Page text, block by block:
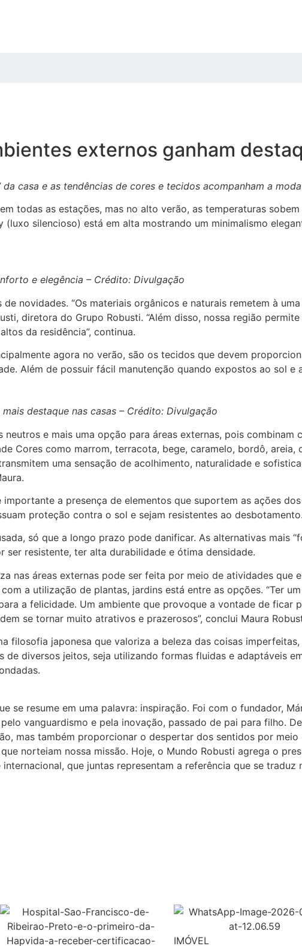
externos ganham
casa e as tendências de cores e tecidos acompanham a moda
todas as estações, mas no alto verão, as temperaturas
(luxo silencioso) está em alta mostrando um minimalismo
e elegência – Crédito: Divulgação
novidades. “Os materiais orgânicos e naturais remetem à
diretora do Grupo Robusti. “Além disso, nossa região
da residência”, continua.
agora no verão, são os tecidos que devem
Além de possuir fácil manutenção quando expostos ao sol e
destaque nas casas – Crédito: Divulgação
neutros e mais uma opção para áreas externas, pois combinam
Cores como marrom, terracota, bege, caramelo, bordô,
uma sensação de acolhimento, naturalidade e
a presença de elementos que suportem as ações
proteção contra o sol e sejam resistentes ao
só que a longo prazo pode danificar. As alternativas mais
ser resistente, ter alta durabilidade e ótima densidade.
nas áreas externas pode ser feita por meio de atividades que
a utilização de plantas, jardins está entre as opções. “Ter
a felicidade. Um ambiente que provoque a vontade de ficar
se tornar muito atrativos e prazerosos”, conclui Maura
filosofia japonesa que valoriza a beleza das coisas
de diversos jeitos, seja utilizando formas fluidas e adaptáveis
se resume em uma palavra: inspiração. Foi com o fundador,
vanguardismo e pela inovação, passado de pai para filho.
mas também proporcionar o despertar dos sentidos por
norteiam nossa missão. Hoje, o Mundo Robusti agrega o
que juntas representam a referência que se
IMÓVEL